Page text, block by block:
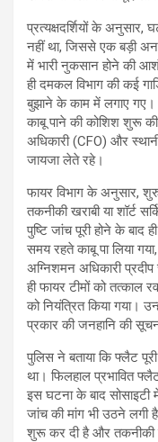
प्रत्यक्षदर्शियों के
नहीं था, जिससे एक बड़ी
में भारी नुकसान होने की
ही दमकल विभाग की कई
बुझाने के काम में लगाए
काबू पाने की कोशिश शुरू
अधिकारी (CFO) और
जायजा लेते रहे।
फायर विभाग के अनुसार,
तकनीकी खराबी या शॉर्ट
पुष्टि जांच पूरी होने के बाद
समय रहते काबू पा लिया
अग्निशमन अधिकारी
ही फायर टीमों को तत्काल
को नियंत्रित किया गया।
प्रकार की जनहानि की
पुलिस ने बताया कि फ्लैट
था। फिलहाल प्रभावित
इस घटना के बाद सोसाइटी
जांच की मांग भी उठने लगी
शुरू कर दी है और तकनीकी